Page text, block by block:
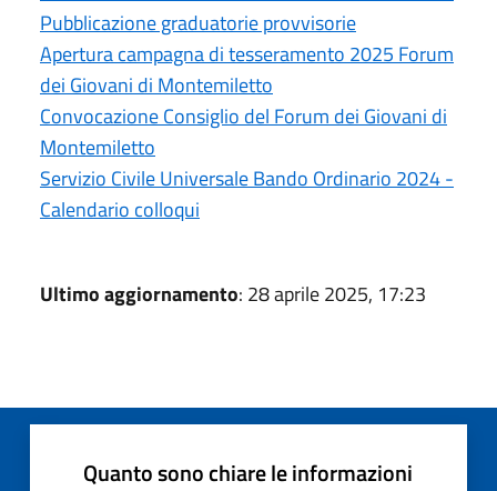
Pubblicazione graduatorie provvisorie
Apertura campagna di tesseramento 2025 Forum
dei Giovani di Montemiletto
Convocazione Consiglio del Forum dei Giovani di
Montemiletto
Servizio Civile Universale Bando Ordinario 2024 -
Calendario colloqui
Ultimo aggiornamento: 28 aprile 2025, 17:23
Quanto sono chiare le informazioni